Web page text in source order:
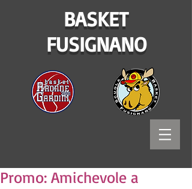
BASKET
FUSIGNANO
Promo: Amichevole a